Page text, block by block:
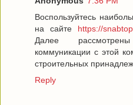
Воспользуйтесь
на сайте https://
Далее
коммуникации с этой
строительных
Reply